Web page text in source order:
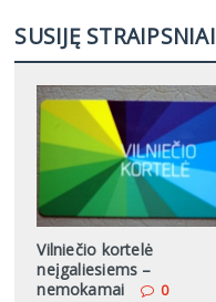
SUSIJĘ STRAIPSNIAI
Vilniečio kortelė
neįgaliesiems –
nemokamai
0